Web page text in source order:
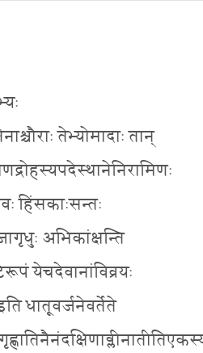
तेभ्योमादाः तान्
हिंसकाःसन्तः
अभिकांक्षन्ति
येचदेवानांविव्रयः
धातूवर्जनेवर्तेते